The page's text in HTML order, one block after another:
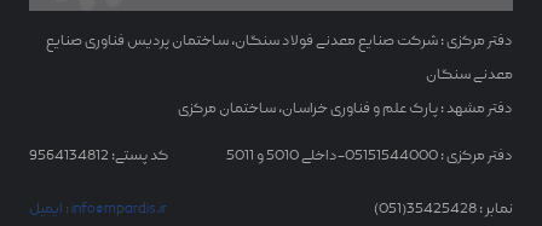
دفتر مرکزی : شرکت صنایع معدنی فولاد سنگان، ساختمان پردیس فناوری صنایع
معدنی سنگان
دفتر مشهد : پارک علم و فناوری خراسان، ساختمان مرکزی
کد پستی: 9564134812 دفتر مرکزی : 05151544000-داخلی 5010 و 5011
ایمیل : info@mpardis.ir نمابر : 35425428(051)